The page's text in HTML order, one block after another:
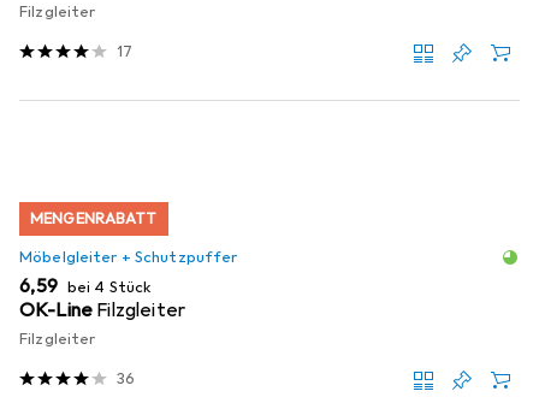
Filzgleiter
17
MENGENRABATT
Möbelgleiter + Schutzpuffer
EUR
6,59 bei 4 Stück
OK-Line Filzgleiter
Filzgleiter
36